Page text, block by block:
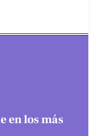
en los más